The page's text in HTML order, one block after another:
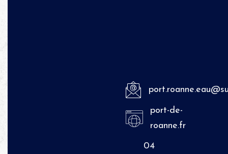
port-de-
roanne.fr
04